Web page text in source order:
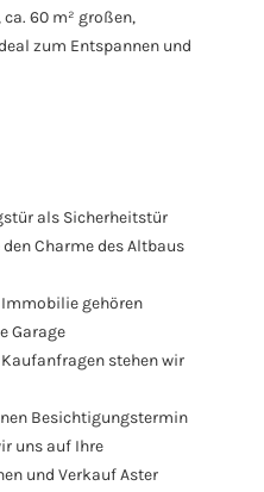
60 m² großen,
zum Entspannen und
als Sicherheitstür
Charme des Altbaus
gehören
Garage
stehen wir
Besichtigungstermin
uns auf Ihre
und Verkauf Aster